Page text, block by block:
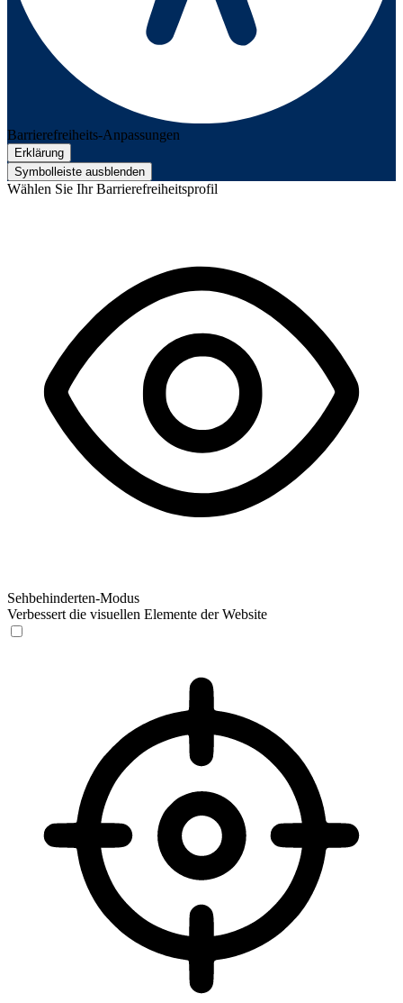
Barrierefreiheits-Anpassungen
Erklärung
Symbolleiste ausblenden
Wählen Sie Ihr Barrierefreiheitsprofil
Sehbehinderten-Modus
Verbessert die visuellen Elemente der Website